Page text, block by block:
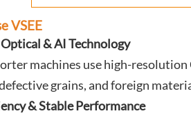
VSEE
& AI Technology
machines use high-
grains, and foreign
& Stable Performance